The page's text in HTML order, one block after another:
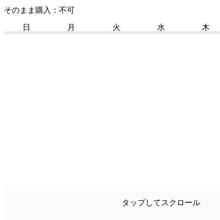
そのまま購入：不可
日 月 火 水 木
タップしてスクロール